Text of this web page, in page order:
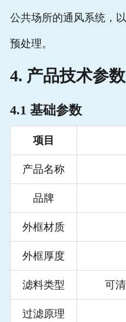
公共场所的通风系统，
预处理。
4. 产品技术参数
4.1 基础参数
项目
产品名称
品牌
外框材质
外框厚度
滤料类型 可
过滤原理